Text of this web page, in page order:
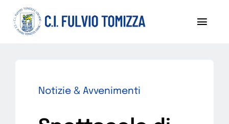
contenuto
Notizie & Avvenimenti